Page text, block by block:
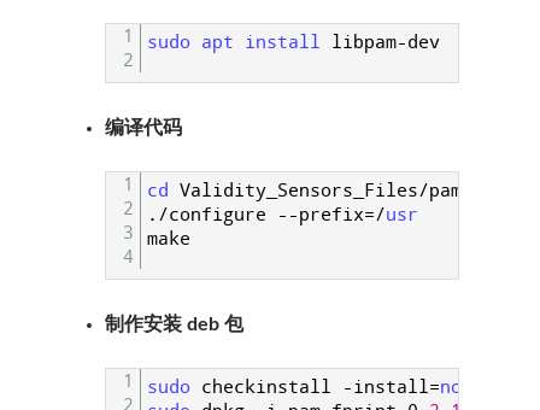
1
2
sudo apt install libpam-dev
编译代码
1
2
3
4
cd Validity_Sensors_Files/pam_fprint
. /configure --prefix=/usr
make
制作安装 deb 包
1
2
sudo checkinstall -install=no